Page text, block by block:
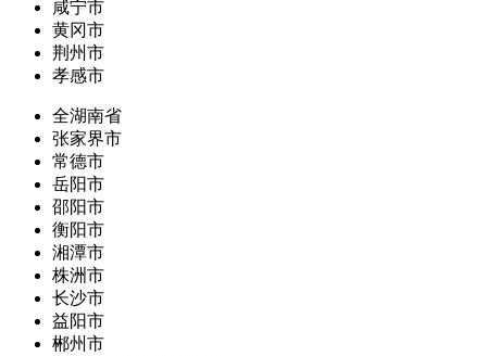
咸宁市
黄冈市
荆州市
孝感市
全湖南省
张家界市
常德市
岳阳市
邵阳市
衡阳市
湘潭市
株洲市
长沙市
益阳市
郴州市